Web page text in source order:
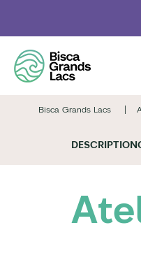
contenu
principal
Bisca Grands Lacs
DESCRIPTION